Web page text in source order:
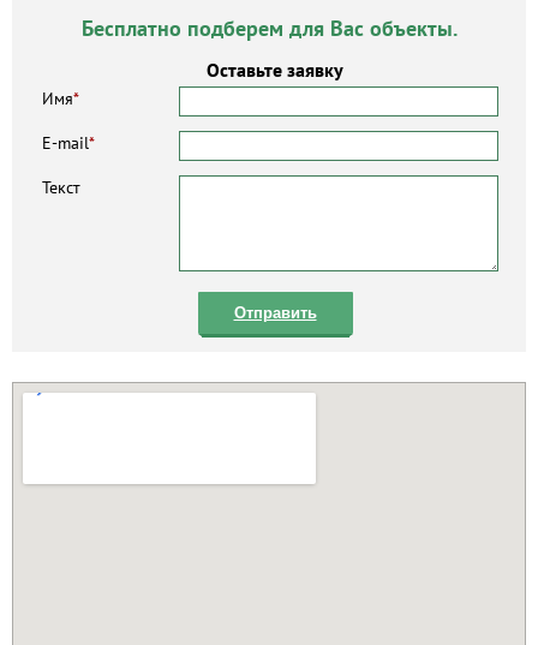
Бесплатно подберем для Вас объекты.
Оставьте заявку
Имя*
E-mail*
Текст
Отправить